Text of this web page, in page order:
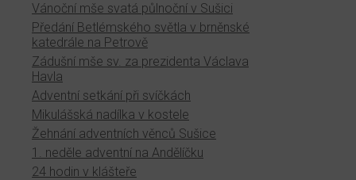
Vánoční mše svatá půlnoční v Sušici
Předání Betlémského světla v brněnské
katedrále na Petrově
Zádušní mše sv. za prezidenta Václava
Havla
Adventní setkání při svíčkách
Mikulášská nadílka v kostele
Žehnání adventních věnců Sušice
1. neděle adventní na Andělíčku
24 hodin v klášteře